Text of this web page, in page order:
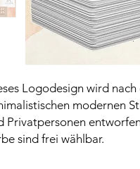
Logodesign wird
modernen
Privatpersonen
sind frei wählbar.